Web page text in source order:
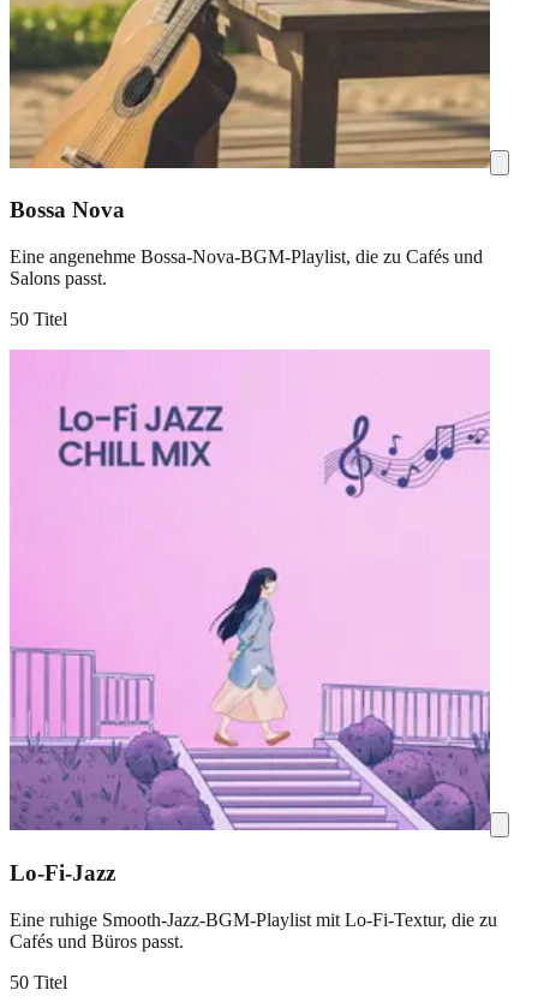
Bossa Nova
Eine angenehme Bossa-Nova-BGM-Playlist, die zu Cafés und
Salons passt.
50 Titel
Lo-Fi-Jazz
Eine ruhige Smooth-Jazz-BGM-Playlist mit Lo-Fi-Textur, die zu
Cafés und Büros passt.
50 Titel